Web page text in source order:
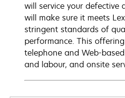
will service your defective
will make sure it meets
stringent standards of
performance. This
telephone and Web-
and labour, and onsite